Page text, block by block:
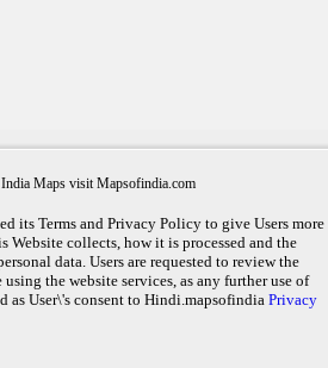
Maps visit Mapsofindia.com
its Terms and Privacy Policy to give Users more
Website collects, how it is processed and the
data. Users are requested to review the
the website services, as any further use of
as User\'s consent to Hindi.mapsofindia Privacy